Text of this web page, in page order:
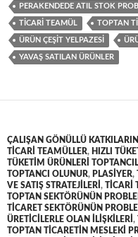
PERAKENDEDE ATIL STOK
TICARI TEAMÜL TOPTAN
ÜRÜN ÇEŞIT YELPAZESI
YAVAŞ SATILAN ÜRÜNLER
ÇALIŞAN GÖNÜLLÜ
TICARI TEAMÜLLER, HIZLI
TÜKETIM ÜRÜNLERI
TOPTANCI OLUNUR, PLASIYER,
VE SATIŞ STRATEJILERI , TICARI
TOPTAN SEKTÖRÜNÜN
TICARET SEKTÖRÜNÜN
ÜRETICILERLE OLAN ILIŞKILERI ,
TOPTAN TICARETIN MESLEKI